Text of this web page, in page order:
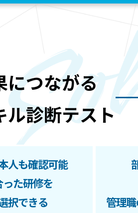
につながる
ル診断テスト
人も確認可能
た研修を
択できる
管理